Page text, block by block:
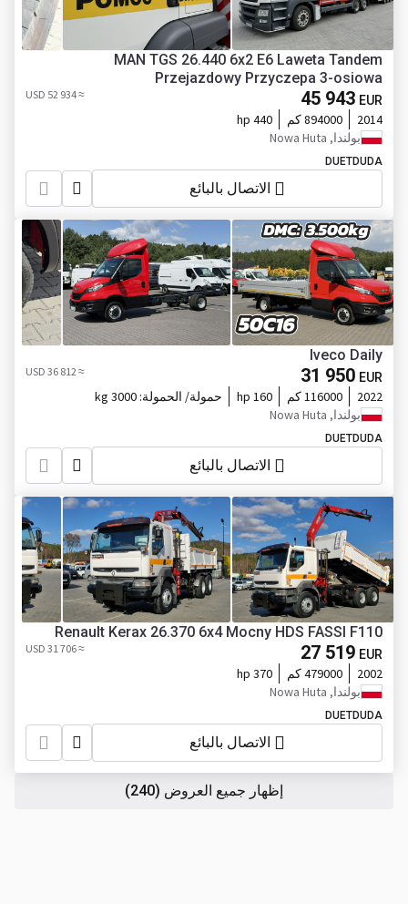
MAN TGS 26.440 6x2 E6 Laweta Tandem
Przejazdowy Przyczepa 3-osiowa
45 943 EUR
≈ 52 934 USD
2014 894000 كم
440 hp
بولندا, Nowa Huta
DUETDUDA
الاتصال بالبائع
Iveco Daily
31 950 EUR
≈ 36 812 USD
2022 116000 كم 160 hp حمولة/ الحمولة: 3000 kg
بولندا, Nowa Huta
DUETDUDA
الاتصال بالبائع
Renault Kerax 26.370 6x4 Mocny HDS FASSI F110
27 519 EUR
≈ 31 706 USD
2002 479000 كم
370 hp
بولندا, Nowa Huta
DUETDUDA
الاتصال بالبائع
إظهار جميع العروض (240)